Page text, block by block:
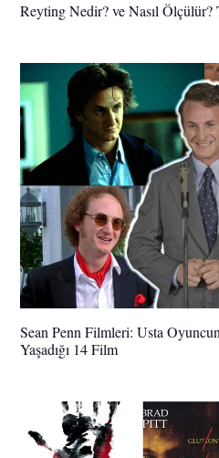
Reyting Nedir? ve Nasıl
Sean Penn Filmleri: Usta
Yaşadığı 14 Film